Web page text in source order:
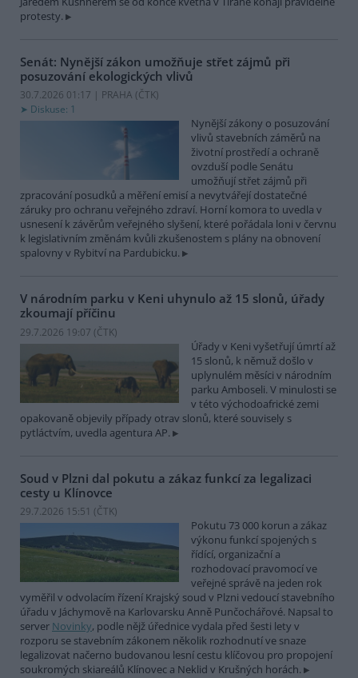
protesty.
Senát: Nynější zákon umožňuje střet zájmů při
posuzování ekologických vlivů
30.7.2026 01:17 | PRAHA (ČTK)
Diskuse: 1
Nynější zákony o posuzování
vlivů stavebních záměrů na
životní prostředí a ochraně
ovzduší podle Senátu
umožňují střet zájmů při
zpracování posudků a měření emisí a nevytvářejí dostatečné
záruky pro ochranu veřejného zdraví. Horní komora to uvedla v
usnesení k závěrům veřejného slyšení, které pořádala loni v červnu
k legislativním změnám kvůli zkušenostem s plány na obnovení
spalovny v Rybitví na Pardubicku.
V národním parku v Keni uhynulo až 15 slonů, úřady
zkoumají příčinu
29.7.2026 19:07 (ČTK)
Úřady v Keni vyšetřují úmrtí až
15 slonů, k němuž došlo v
uplynulém měsíci v národním
parku Amboseli. V minulosti se
v této východoafrické zemi
opakovaně objevily případy otrav slonů, které souvisely s
pytláctvím, uvedla agentura AP.
Soud v Plzni dal pokutu a zákaz funkcí za legalizaci
cesty u Klínovce
29.7.2026 15:51 (ČTK)
Pokutu 73 000 korun a zákaz
výkonu funkcí spojených s
řídící, organizační a
rozhodovací pravomocí ve
veřejné správě na jeden rok
vyměřil v odvolacím řízení Krajský soud v Plzni vedoucí stavebního
úřadu v Jáchymově na Karlovarsku Anně Punčochářové. Napsal to
server Novinky, podle nějž úřednice vydala před šesti lety v
rozporu se stavebním zákonem několik rozhodnutí ve snaze
legalizovat načerno budovanou lesní cestu klíčovou pro propojení
soukromých skiareálů Klínovec a Neklid v Krušných horách.